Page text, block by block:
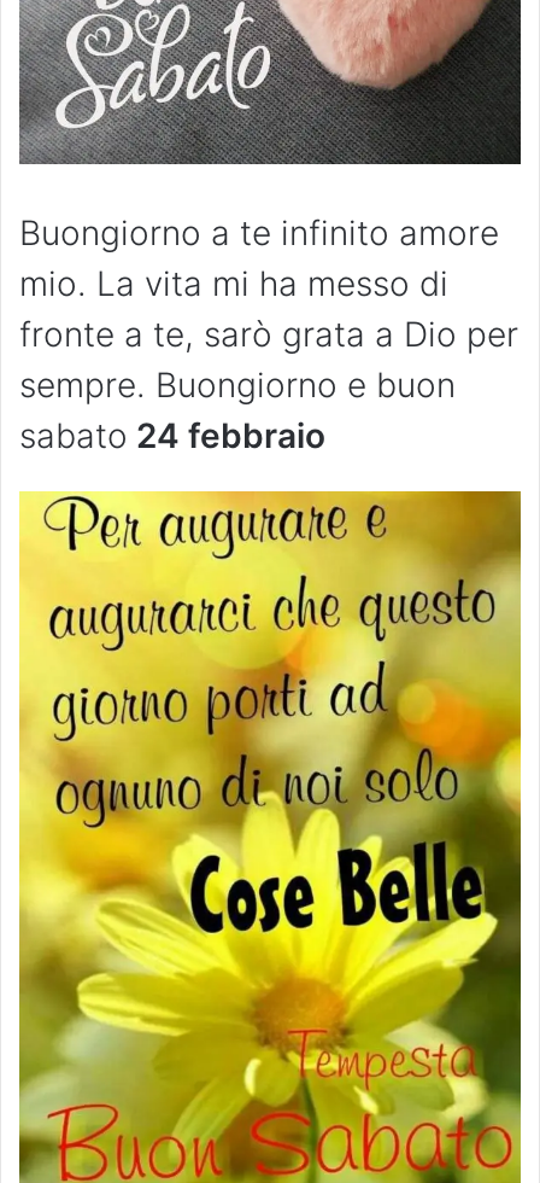
Buongiorno a te infinito amore
mio. La vita mi ha messo di
fronte a te, sarò grata a Dio per
sempre. Buongiorno e buon
sabato 24 febbraio